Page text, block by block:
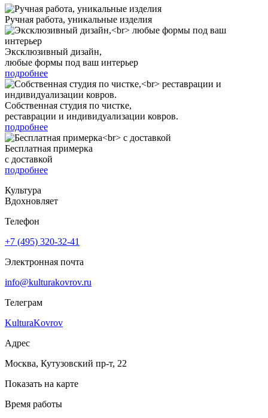
Ручная работа, уникальные изделия
Эксклюзивный дизайн,
любые формы под ваш интерьер
подробнее
Собственная студия по чистке,
реставрации и индивидуализации ковров.
подробнее
Бесплатная примерка
с доставкой
подробнее
Культура
Вдохновляет
Телефон
+7 (495) 320-32-41
Электронная почта
info@kulturakovrov.ru
Телеграм
KulturaKovrov
Адрес
Москва, Кутузовский пр-т, 22
Показать на карте
Время работы